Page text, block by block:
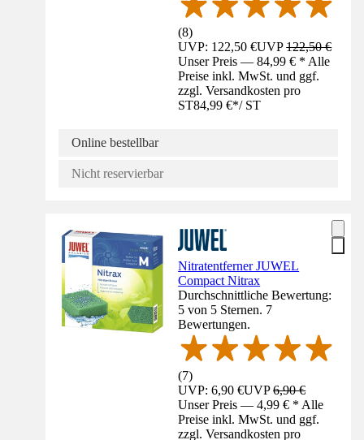
(8)
UVP: 122,50 €UVP122,50 €
Unser Preis — 84,99 € * Alle
Preise inkl. MwSt. und ggf.
zzgl. Versandkosten pro
ST84,99 €*/ ST
Online bestellbar
Nicht reservierbar
Nitratentferner JUWEL
Compact Nitrax
Durchschnittliche Bewertung:
5 von 5 Sternen. 7
Bewertungen.
(7)
UVP: 6,90 €UVP6,90 €
Unser Preis — 4,99 € * Alle
Preise inkl. MwSt. und ggf.
zzgl. Versandkosten pro